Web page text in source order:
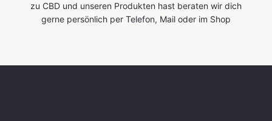
zu CBD und unseren Produkten hast beraten wir dich
gerne persönlich per Telefon, Mail oder im Shop